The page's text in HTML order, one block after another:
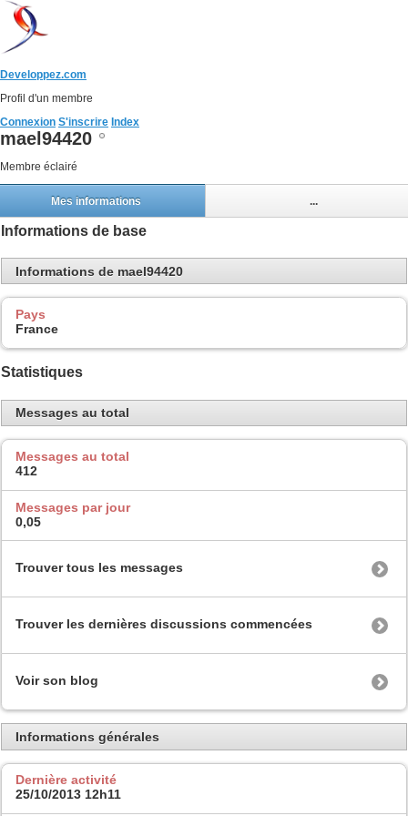
Developpez.com
Profil d'un membre
Connexion S'inscrire Index
mael94420
Membre éclairé
Mes informations ...
Informations de base
Informations de mael94420
Pays
France
Statistiques
Messages au total
Messages au total
412
Messages par jour
0,05
Trouver tous les messages
Trouver les dernières discussions commencées
Voir son blog
Informations générales
Dernière activité
25/10/2013 12h11